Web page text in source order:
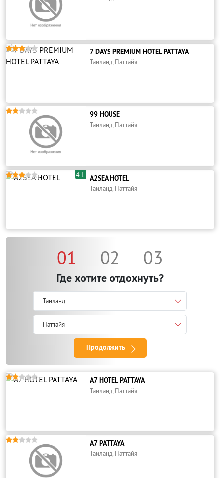
 7 DAYS PREMIUM HOTEL PATTAYA
Таиланд, Паттайя
 99 HOUSE
Таиланд, Паттайя
 4.1 A2SEA HOTEL
Таиланд, Паттайя
01 02 03
Где хотите отдохнуть?
Таиланд
Паттайя
Продолжить
 A7 HOTEL PATTAYA
Таиланд, Паттайя
 A7 PATTAYA
Таиланд, Паттайя